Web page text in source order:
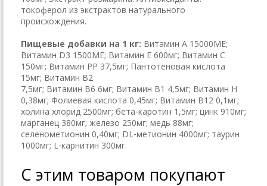
токоферол из экстрактов натурального
происхождения.
Пищевые добавки на 1 кг: Витамин А 15000МЕ;
Витамин D3 1500МЕ; Витамин Е 600мг; Витамин С
150мг; Витамин PP 37,5мг; Пантотеновая кислота
15мг; Витамин В2
7,5мг; Витамин В6 6мг; Витамин В1 4,5мг; Витамин Н
0,38мг; Фолиевая кислота 0,45мг; Витамин В12 0,1мг;
холина хлорид 2500мг; бета‐каротин 1,5мг; цинк 910мг;
марганец 380мг; железо 250мг; медь 88мг;
селенометионин 0,40мг; DL‐метионин 4000мг; таурин
1000мг; L‐карнитин 300мг.
С этим товаром покупают